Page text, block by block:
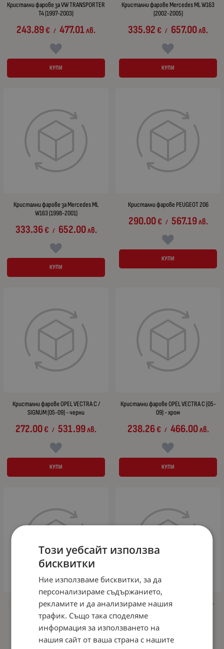
Кристални фарове за VW TRANSPORTER
T4 (1997-2003)
243.89€ / 477.01лв.
КУПИ
Кристални фарове Mercedes ML W163
(2002-2005)
335.92€ / 657.00лв.
КУПИ
Кристални фарове за Mercedes ML
W163 (1998-2001)
333.36€ / 652.00лв.
КУПИ
Кристални фарове PEUGEOT 206
290.00€ / 567.19лв.
КУПИ
Кристални фарове OPEL VECTRA C /
SIGNUM (05-09) - черни
272.00€ / 531.99лв.
КУПИ
Кристални фарове OPEL VECTRA C (05-
09) - хром
238.26€ / 466.00лв.
КУПИ
Кристални фарове за OPEL VECTRA C
(02-05) - черни
206.56€ / 404.00 лв.
Кристални фарове OPEL ASTRA G (98-
249.00€
Този уебсайт използва
бисквитки
Ние използваме бисквитки, за да
персонализираме съдържанието,
рекламите и да анализираме нашия
трафик. Също така споделяме
информация за използването на
нашия сайт от ваша страна с нашите